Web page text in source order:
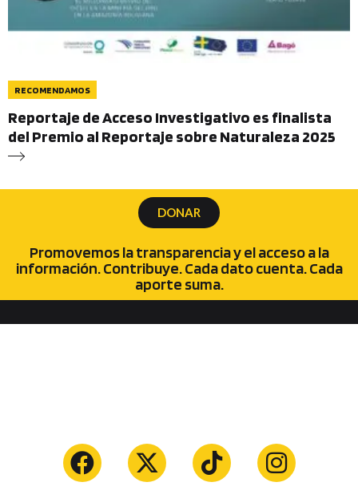
RECOMENDAMOS
Reportaje de Acceso Investigativo es finalista
del Premio al Reportaje sobre Naturaleza 2025
Promovemos la transparencia y el acceso a la
información. Contribuye. Cada dato cuenta. Cada
aporte suma.
DONAR